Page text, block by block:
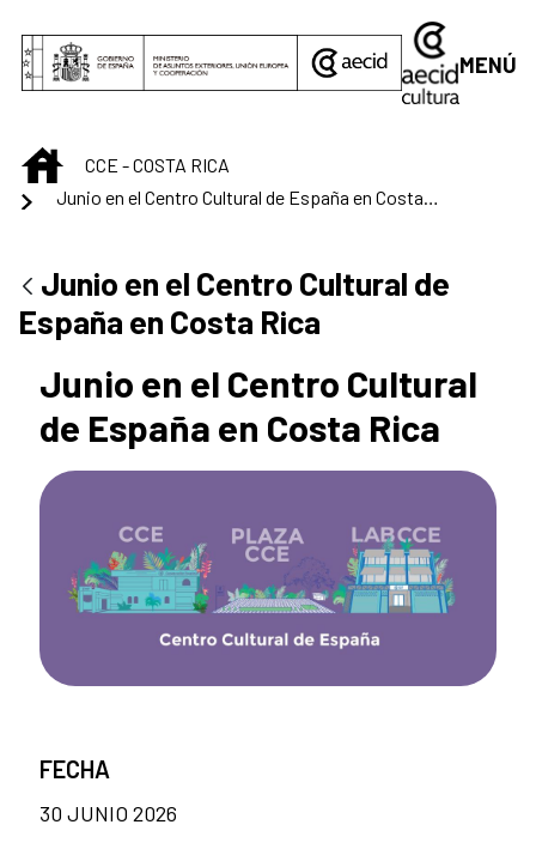
MENÚ
INICIO
CCE - COSTA RICA
Junio en el Centro Cultural de
España en Costa Rica
Junio en el Centro Cultural
de España en Costa Rica
FECHA
30 JUNIO 2026